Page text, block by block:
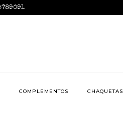
COMPLEMENTOS CHAQUETAS